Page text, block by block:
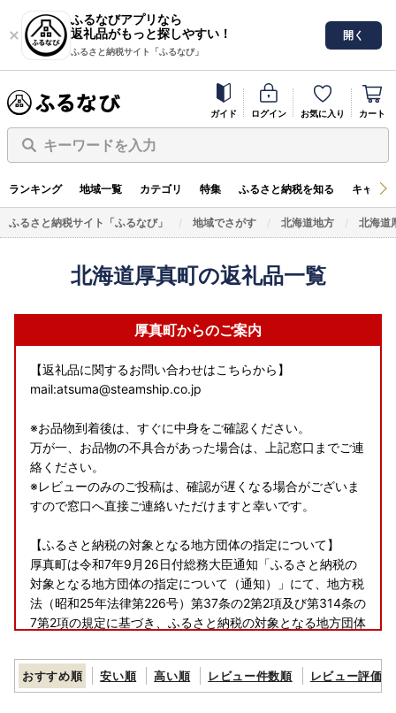
ふるなびアプリなら
返礼品がもっと探しやすい！
ふるさと納税サイト「ふるなび」
開く
ガイド ログイン お気に入り カート
キーワードを入力
ランキング 地域一覧 カテゴリ 特集 ふるさと納税を知る キャン
ふるさと納税サイト「ふるなび」 地域でさがす 北海道地方 北海道
北海道厚真町の返礼品一覧
厚真町からのご案内
【返礼品に関するお問い合わせはこちらから】
mail:atsuma@steamship.co.jp
※お品物到着後は、すぐに中身をご確認ください。
万が一、お品物の不具合があった場合は、上記窓口までご連
絡ください。
※レビューのみのご投稿は、確認が遅くなる場合がございま
すので窓口へ直接ご連絡いただけますと幸いです。
【ふるさと納税の対象となる地方団体の指定について】
厚真町は令和7年9月26日付総務大臣通知「ふるさと納税の
対象となる地方団体の指定について（通知）」にて、地方税
法（昭和25年法律第226号）第37条の2第2項及び第314条の
7第2項の規定に基づき、ふるさと納税の対象となる地方団体
指定対象期間は、令和7年10月1日から令和8年9月30日まで
です。
おすすめ順 安い順 高い順 レビュー件数順 レビュー評価順